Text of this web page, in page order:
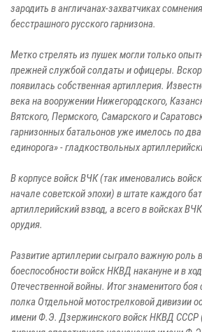
зародить в англичанах-захватчиках
бесстрашного русского гарнизона.
Метко стрелять из пушек могли только
прежней службой солдаты и офицеры.
появилась собственная артиллерия.
века на вооружении Нижегородского,
Вятского, Пермского, Самарского и
гарнизонных батальонов уже имелось по
единорога» - гладкоствольных
В корпусе войск ВЧК (так именовались
начале советской эпохи) в штате каждого
артиллерийский взвод, а всего в войсках
орудия.
Развитие артиллерии сыграло важную роль
боеспособности войск НКВД накануне и в
Отечественной войны. Итог знаменитого боя
полка Отдельной мотострелковой дивизии
имени Ф.Э. Дзержинского войск НКВД СССР